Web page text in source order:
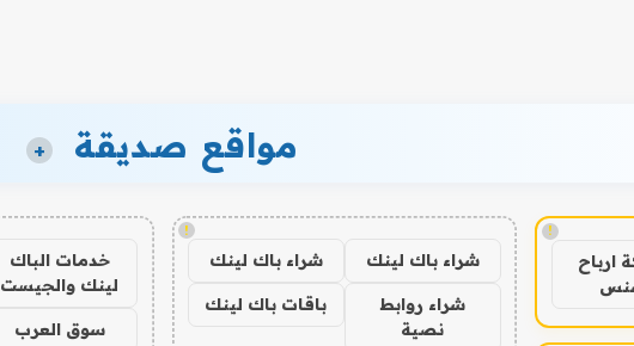
مواقع صديقة +
!
ارباح
!
شراء باك لينك شراء باك لينك
شراء روابط
نصية
باقات باك لينك
خدمات الباك
لينك والجيست
سوق العرب